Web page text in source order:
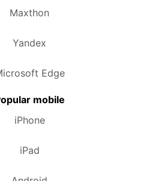
Maxthon
Yandex
Edge
mobile
iPhone
iPad